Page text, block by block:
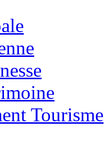
Tourisme